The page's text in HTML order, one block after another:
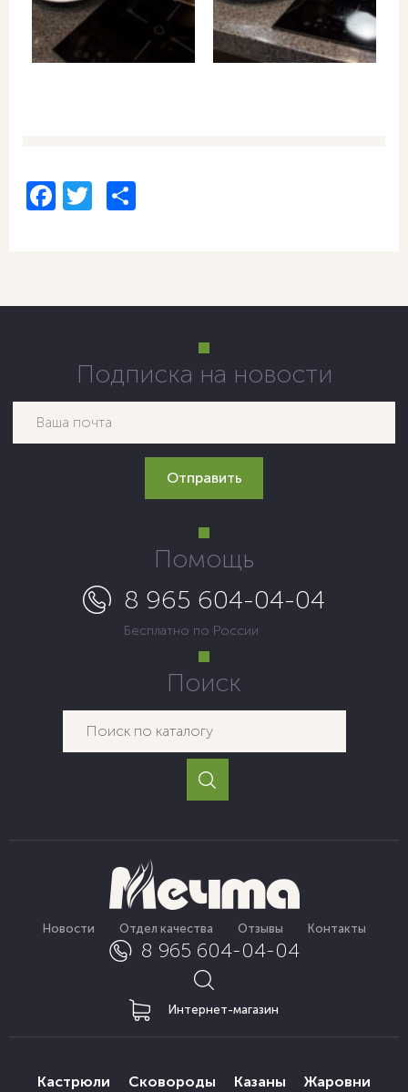
Facebook
Twitter
Подписка на новости
Помощь
8 965 604-04-04
Бесплатно по России
Поиск
Новости Отдел качества Отзывы Контакты
8 965 604-04-04
Интернет-магазин
Кастрюли Сковороды Казаны Жаровни